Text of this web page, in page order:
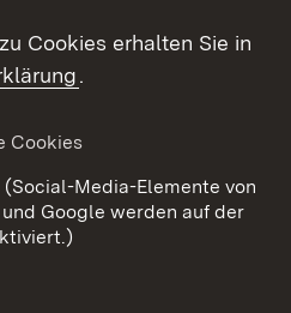
Kontakt
Cookies erhalten Sie in
.
Cookies
Media-Elemente von
Google werden auf der